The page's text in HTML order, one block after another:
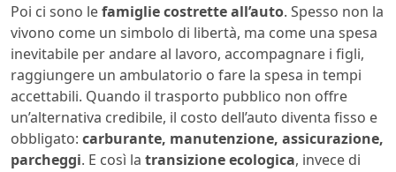
Poi ci sono lefamiglie costrette all’auto. Spesso non la
vivono come un simbolo di libertà, ma come una spesa
inevitabile per andare al lavoro, accompagnare i figli,
raggiungere un ambulatorio o fare la spesa in tempi
accettabili. Quando il trasporto pubblico non offre
un’alternativa credibile, il costo dell’auto diventa fisso e
obbligato: carburante, manutenzione, assicurazione,
parcheggi. E così la transizione ecologica, invece di